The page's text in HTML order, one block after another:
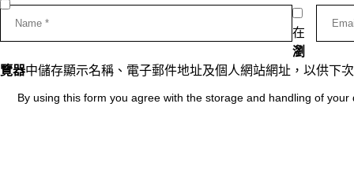
在
瀏
覽器中儲存顯示名稱、電子郵件地址及個人網站網址，以供下
By using this form you agree with the storage and handling of